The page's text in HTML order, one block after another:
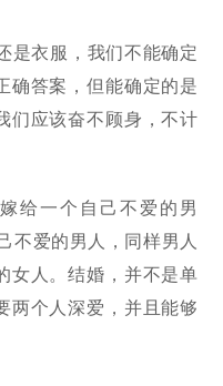
是衣服，我们不能确定
确答案，但能确定的是
们应该奋不顾身，不计
给一个自己不爱的男
不爱的男人，同样男人
女人。结婚，并不是单
两个人深爱，并且能够